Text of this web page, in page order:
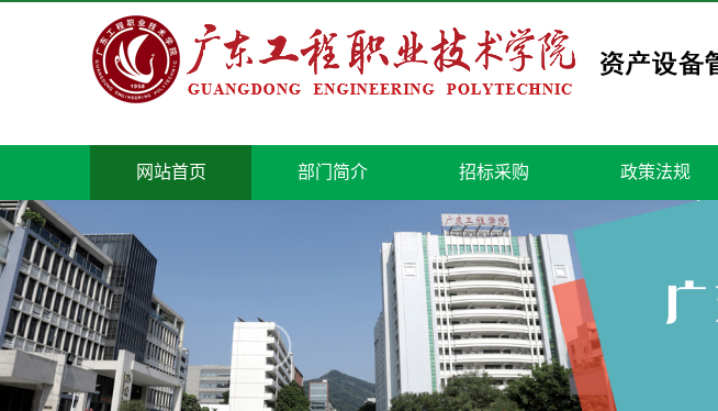
网站首页 部门简介 招标采购 政策法规